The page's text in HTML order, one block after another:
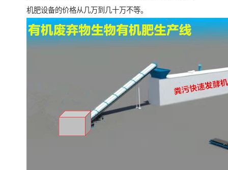
机肥设备的价格从几万到几十万不等。